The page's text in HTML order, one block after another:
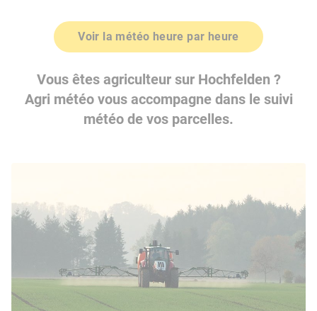
Voir la météo heure par heure
Vous êtes agriculteur sur Hochfelden ?
Agri météo vous accompagne dans le suivi
météo de vos parcelles.